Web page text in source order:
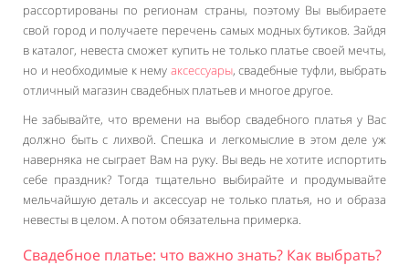
рассортированы по регионам страны, поэтому Вы выбираете
свой город и получаете перечень самых модных бутиков. Зайдя
в каталог, невеста сможет купить не только платье своей мечты,
но и необходимые к нему аксессуары, свадебные туфли, выбрать
отличный магазин свадебных платьев и многое другое.
Не забывайте, что времени на выбор свадебного платья у Вас
должно быть с лихвой. Спешка и легкомыслие в этом деле уж
наверняка не сыграет Вам на руку. Вы ведь не хотите испортить
себе праздник? Тогда тщательно выбирайте и продумывайте
мельчайшую деталь и аксессуар не только платья, но и образа
невесты в целом. А потом обязательна примерка.
Свадебное платье: что важно знать? Как выбрать?